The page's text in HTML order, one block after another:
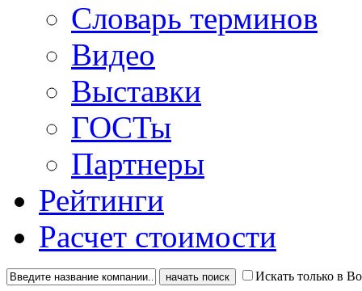
Словарь терминов
Видео
Выставки
ГОСТы
Партнеры
Рейтинги
Расчет стоимости
Искать только в